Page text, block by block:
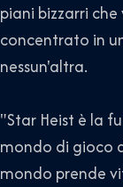
piani bizzarri
concentrato in
nessun'altra.
"Star Heist è la
mondo di gioco
mondo prende